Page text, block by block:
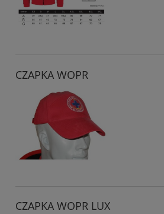
CZAPKA WOPR
CZAPKA WOPR LUX